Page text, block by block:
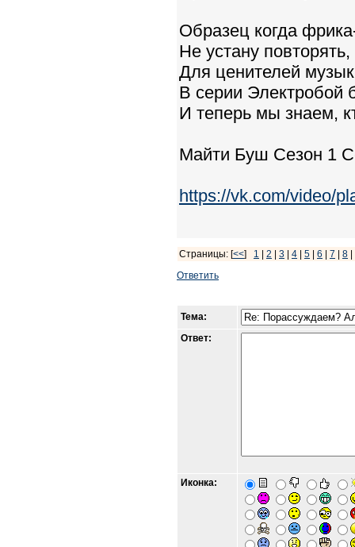
Образец когда
Не устану
Для ценителей
В серии
И теперь мы знаем,
Майти Буш Сезон 1
https://vk.com/video/
Страницы: [<<] 1 2 3 4 5 6 7 8
Ответить
Тема:
Ответ:
Иконка: